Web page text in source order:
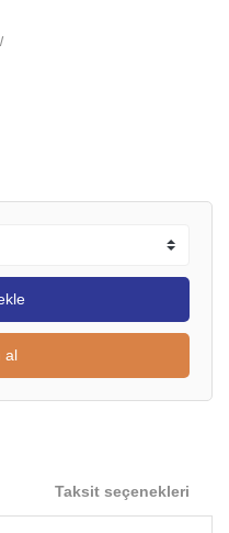
al
Taksit seçenekleri